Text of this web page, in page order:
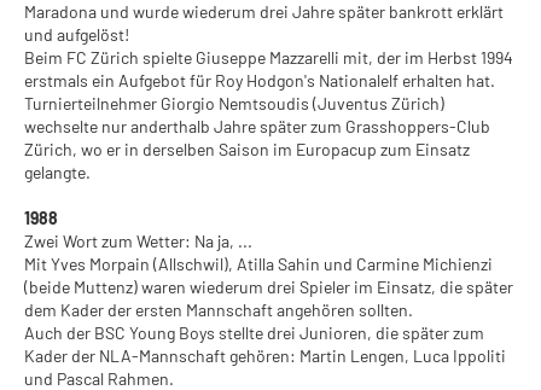
Maradona und wurde wiederum drei Jahre später bankrott erklärt
und aufgelöst!
Beim FC Zürich spielte Giuseppe Mazzarelli mit, der im Herbst 1994
erstmals ein Aufgebot für Roy Hodgon's Nationalelf erhalten hat.
Turnierteilnehmer Giorgio Nemtsoudis (Juventus Zürich)
wechselte nur anderthalb Jahre später zum Grasshoppers-Club
Zürich, wo er in derselben Saison im Europacup zum Einsatz
gelangte.
1988
Zwei Wort zum Wetter: Na ja, ...
Mit Yves Morpain (Allschwil), Atilla Sahin und Carmine Michienzi
(beide Muttenz) waren wiederum drei Spieler im Einsatz, die später
dem Kader der ersten Mannschaft angehören sollten.
Auch der BSC Young Boys stellte drei Junioren, die später zum
Kader der NLA-Mannschaft gehören: Martin Lengen, Luca Ippoliti
und Pascal Rahmen.